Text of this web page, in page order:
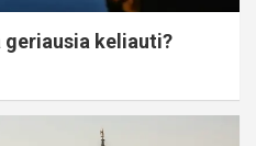
geriausia keliauti?